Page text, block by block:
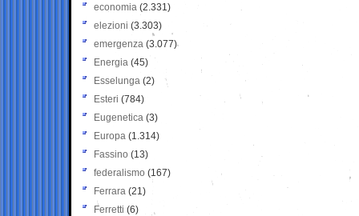
economia (2.331)
elezioni (3.303)
emergenza (3.077)
Energia (45)
Esselunga (2)
Esteri (784)
Eugenetica (3)
Europa (1.314)
Fassino (13)
federalismo (167)
Ferrara (21)
Ferretti (6)